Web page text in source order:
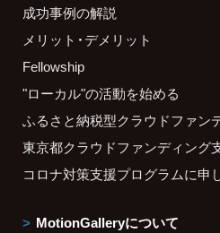
成功事例の解説
メリット・デメリット
Fellowship
"ローカル"の活動を始める
ふるさと納税型クラウドファン
東京都クラウドファンディング
コロナ対策支援プログラムに申
MotionGalleryについて